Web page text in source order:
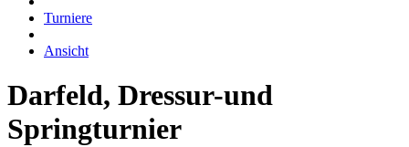
Turniere
Ansicht
Darfeld, Dressur-und
Springturnier